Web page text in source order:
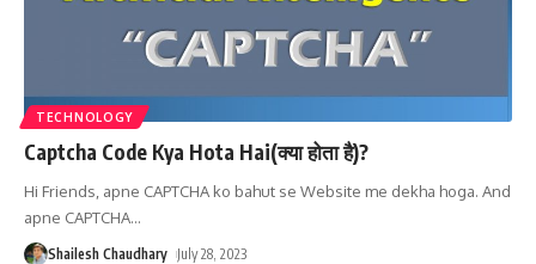
TECHNOLOGY
Captcha Code Kya Hota Hai(क्या होता है)?
Hi Friends, apne CAPTCHA ko bahut se Website me dekha hoga. And
apne CAPTCHA…
Shailesh Chaudhary July 28, 2023